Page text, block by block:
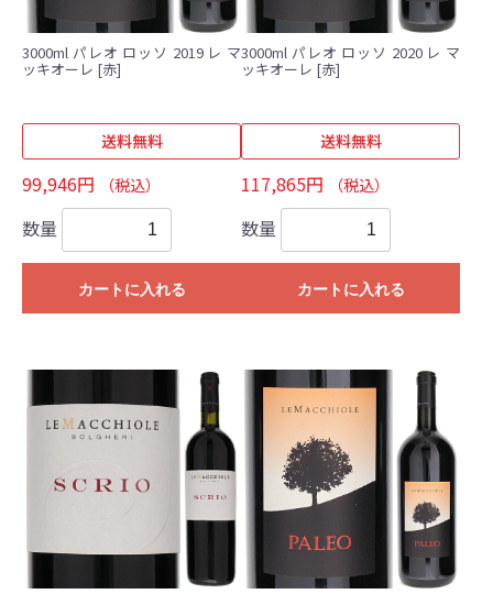
3000ml パレオ ロッソ 2019 レ マ
ッキオーレ [赤]
送料無料
99,946円 （税込）
数量
カートに入れる
3000ml パレオ ロッソ 2020 レ マ
ッキオーレ [赤]
送料無料
117,865円 （税込）
数量
カートに入れる